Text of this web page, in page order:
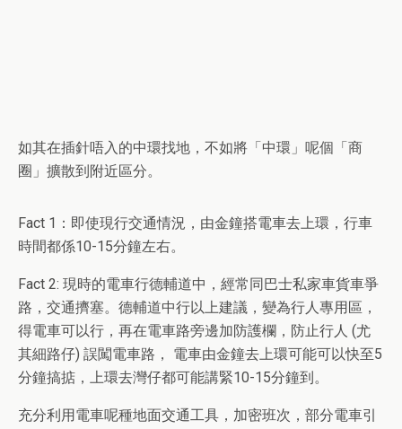
如其在插針唔入的中環找地，不如將「中環」呢個「商
圈」擴散到附近區分。
Fact 1：即使現行交通情況，由金鐘搭電車去上環，行車
時間都係10-15分鐘左右。
Fact 2: 現時的電車行德輔道中，經常同巴士私家車貨車爭
路，交通擠塞。德輔道中行以上建議，變為行人專用區，
得電車可以行，再在電車路旁邊加防護欄，防止行人 (尤
其細路仔) 誤闖電車路， 電車由金鐘去上環可能可以快至5
分鐘搞掂，上環去灣仔都可能講緊10-15分鐘到。
充分利用電車呢種地面交通工具，加密班次，部分電車引